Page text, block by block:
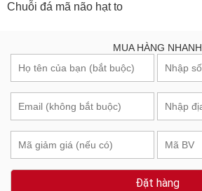
Chuỗi đá mã não hạt to
MUA HÀNG NHANH
Đặt hàng